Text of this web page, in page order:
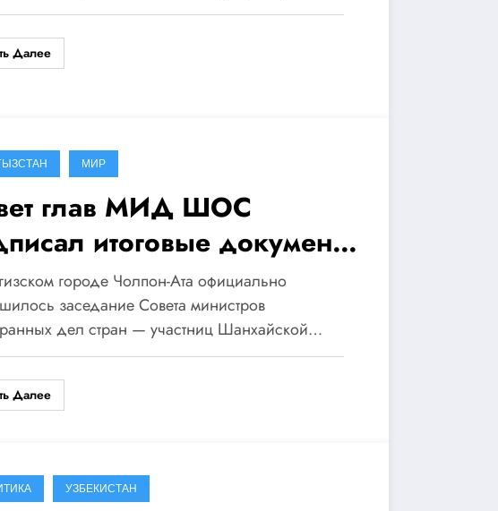
Далее
МИР
глав МИД ШОС
итоговые документы
саммитом в Бишкеке
городе Чолпон-Ата официально
заседание Совета министров
дел стран — участниц Шанхайской…
Далее
УЗБЕКИСТАН